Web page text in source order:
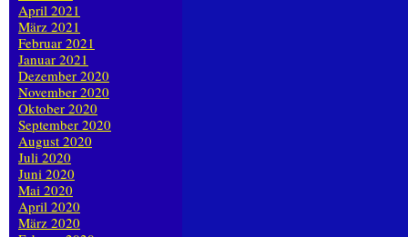
April 2021
März 2021
Februar 2021
Januar 2021
Dezember 2020
November 2020
Oktober 2020
September 2020
August 2020
Juli 2020
Juni 2020
Mai 2020
April 2020
März 2020